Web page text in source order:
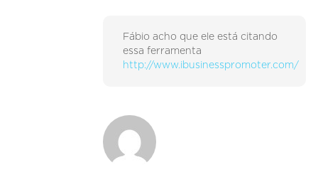
Fábio acho que ele está citando
essa ferramenta
http://www.ibusinesspromoter.com/